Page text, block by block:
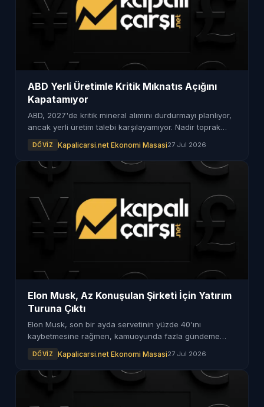
ABD Yerli Üretimle Kritik Mıknatıs Açığını
Kapatamıyor
ABD, 2027'de kritik mineral alımını durdurmayı planlıyor,
ancak yerli üretim talebi karşılayamıyor. Nadir toprak
DÖVIZ Kapalicarsi.net Ekonomi Masasi27 Jul 2026
Elon Musk, Az Konuşulan Şirketi İçin Yatırım
Turuna Çıktı
Elon Musk, son bir ayda servetinin yüzde 40'ını
kaybetmesine rağmen, kamuoyunda fazla gündeme
DÖVIZ Kapalicarsi.net Ekonomi Masasi27 Jul 2026